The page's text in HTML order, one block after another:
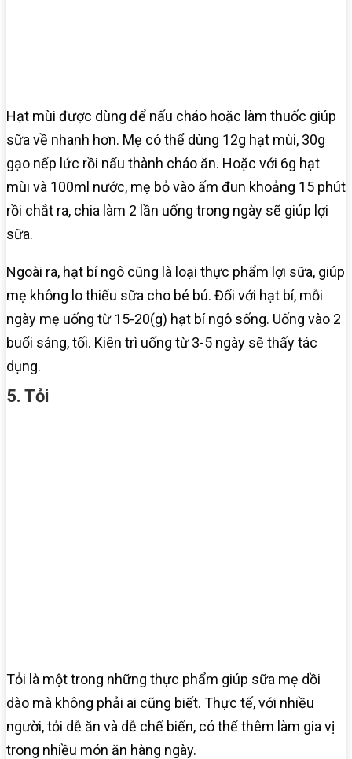
Hạt mùi được dùng để nấu cháo hoặc làm thuốc giúp
sữa về nhanh hơn. Mẹ có thể dùng 12g hạt mùi, 30g
gạo nếp lức rồi nấu thành cháo ăn. Hoặc với 6g hạt
mùi và 100ml nước, mẹ bỏ vào ấm đun khoảng 15 phút
rồi chắt ra, chia làm 2 lần uống trong ngày sẽ giúp lợi
sữa.
Ngoài ra, hạt bí ngô cũng là loại thực phẩm lợi sữa, giúp
mẹ không lo thiếu sữa cho bé bú. Đối với hạt bí, mỗi
ngày mẹ uống từ 15-20(g) hạt bí ngô sống. Uống vào 2
buổi sáng, tối. Kiên trì uống từ 3-5 ngày sẽ thấy tác
dụng.
5. Tỏi
Tỏi là một trong những thực phẩm giúp sữa mẹ dồi
dào mà không phải ai cũng biết. Thực tế, với nhiều
người, tỏi dễ ăn và dễ chế biến, có thể thêm làm gia vị
trong nhiều món ăn hàng ngày.